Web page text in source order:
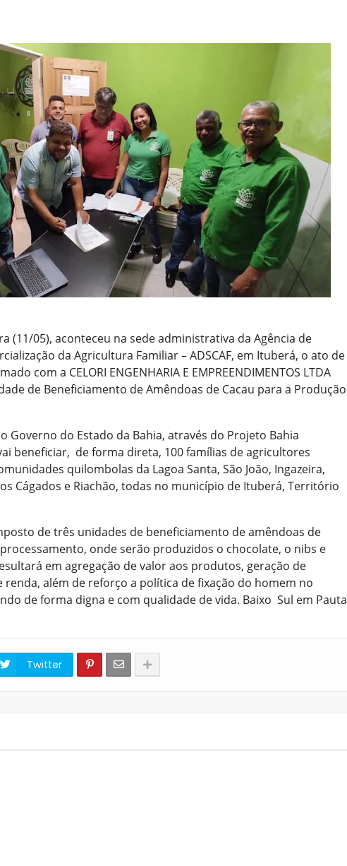
(11/05), aconteceu na sede administrativa da Agência de
da Agricultura Familiar – ADSCAF, em Ituberá, o ato de
com a CELORI ENGENHARIA E EMPREENDIMENTOS LTDA
de Beneficiamento de Amêndoas de Cacau para a Produção
Governo do Estado da Bahia, através do Projeto Bahia
beneficiar, de forma direta, 100 famílias de agricultores
quilombolas da Lagoa Santa, São João, Ingazeira,
Cágados e Riachão, todas no município de Ituberá, Território
de três unidades de beneficiamento de amêndoas de
onde serão produzidos o chocolate, o nibs e
em agregação de valor aos produtos, geração de
além de reforço a política de fixação do homem no
de forma digna e com qualidade de vida. Baixo Sul em Pauta
Twitter